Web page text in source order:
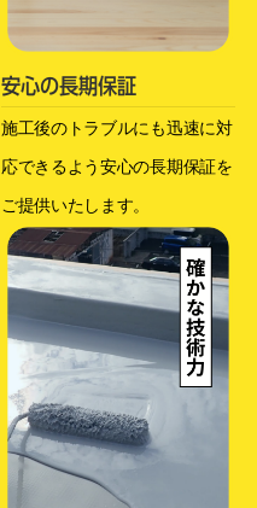
安心の長期保証
施工後のトラブルにも迅速に対
応できるよう安心の長期保証を
ご提供いたします。